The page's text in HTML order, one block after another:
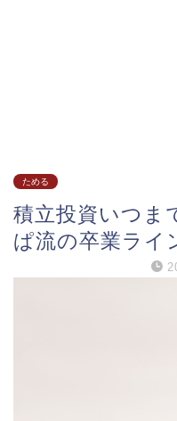
ためる
積立投資いつま
ぱ流の卒業ライ